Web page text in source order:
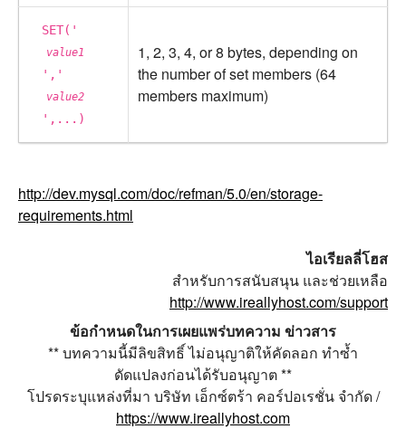
SET('
value1
','
value2
',...)
1, 2, 3, 4, or 8 bytes, depending on
the number of set members (64
members maximum)
http://dev.mysql.com/doc/refman/5.0/en/storage-
requirements.html
ไอเรียลลี่โฮส
สำหรับการสนับสนุน และช่วยเหลือ
http://www.ireallyhost.com/support
ข้อกำหนดในการเผยแพร่บทความ ข่าวสาร
** บทความนี้มีลิขสิทธิ์ ไม่อนุญาติให้คัดลอก ทำซ้ำ
ดัดแปลงก่อนได้รับอนุญาต **
โปรดระบุแหล่งที่มา บริษัท เอ็กซ์ตร้า คอร์ปอเรชั่น จำกัด /
https://www.ireallyhost.com